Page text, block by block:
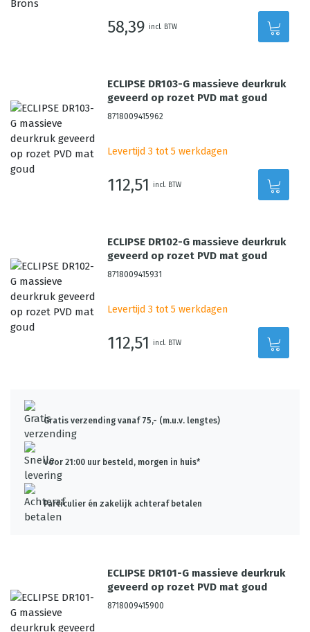
58,39 incl. BTW
ECLIPSE DR103-G massieve deurkruk
geveerd op rozet PVD mat goud
8718009415962
Levertijd 3 tot 5 werkdagen
112,51 incl. BTW
ECLIPSE DR102-G massieve deurkruk
geveerd op rozet PVD mat goud
8718009415931
Levertijd 3 tot 5 werkdagen
112,51 incl. BTW
Gratis verzending vanaf 75,- (m.u.v. lengtes)
Voor 21:00 uur besteld, morgen in huis*
Particulier én zakelijk achteraf betalen
ECLIPSE DR101-G massieve deurkruk
geveerd op rozet PVD mat goud
8718009415900